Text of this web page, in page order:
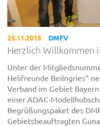
25.11.2015 DMFV
Herzlich Willkommen
Unter der
Helifreunde Beilngries“
Verband im Gebiet
einer ADAC-
Begrüßungspaket des
Gebietsbeauftragten